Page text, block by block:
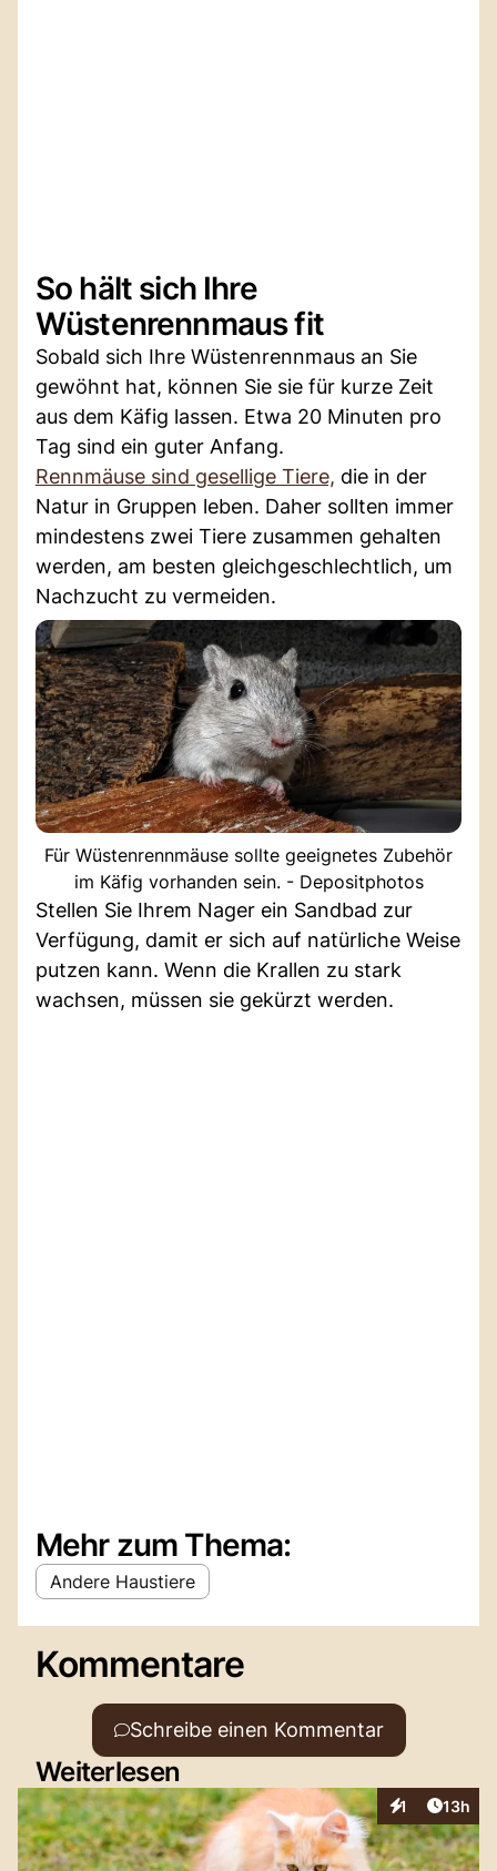
So hält sich Ihre
Wüstenrennmaus fit
Sobald sich Ihre Wüstenrennmaus an Sie
gewöhnt hat, können Sie sie für kurze Zeit
aus dem Käfig lassen. Etwa 20 Minuten pro
Tag sind ein guter Anfang.
Rennmäuse sind gesellige Tiere, die in der
Natur in Gruppen leben. Daher sollten immer
mindestens zwei Tiere zusammen gehalten
werden, am besten gleichgeschlechtlich, um
Nachzucht zu vermeiden.
Für Wüstenrennmäuse sollte geeignetes Zubehör
im Käfig vorhanden sein. - Depositphotos
Stellen Sie Ihrem Nager ein Sandbad zur
Verfügung, damit er sich auf natürliche Weise
putzen kann. Wenn die Krallen zu stark
wachsen, müssen sie gekürzt werden.
Mehr zum Thema:
Andere Haustiere
Kommentare
Schreibe einen Kommentar
Weiterlesen
1
Interaktionen
Artikel
13h